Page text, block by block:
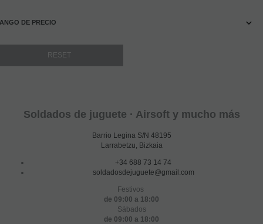
DE PRECIO
Soldados de juguete · Airsoft y mucho más
Barrio Legina S/N 48195
Larrabetzu, Bizkaia
+34 688 73 14 74
soldadosdejuguete@gmail.com
Festivos
de 09:00 a 18:00
Sábados
de 09:00 a 18:00